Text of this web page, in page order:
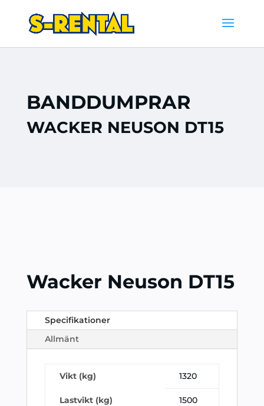
BANDDUMPRAR
WACKER NEUSON DT15
Wacker Neuson DT15
Specifikationer
Allmänt
Vikt (kg) 1320
Lastvikt (kg) 1500